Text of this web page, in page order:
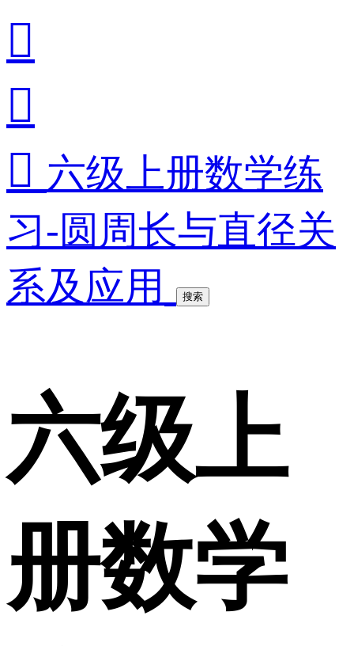


 六级上册数学练
习-圆周长与直径关
系及应用
搜索
六级上
册数学